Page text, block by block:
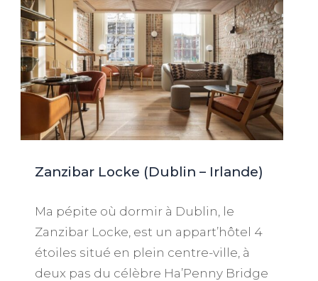
Zanzibar Locke (Dublin – Irlande)
Ma pépite où dormir à Dublin, le
Zanzibar Locke, est un appart’hôtel 4
étoiles situé en plein centre-ville, à
deux pas du célèbre Ha’Penny Bridge